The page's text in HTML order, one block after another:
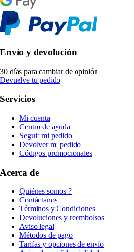
Envío y devolución
30 días para cambiar de opinión
Devuelve tu pedido
Servicios
Mi cuenta
Centro de ayuda
Seguir mi pedido
Devolver mi pedido
Códigos promocionales
Acerca de
Quiénes somos ?
Contáctanos
Términos y Condiciones
Devoluciones y reembolsos
Aviso legal
Métodos de pago
Tarifas y opciones de envío